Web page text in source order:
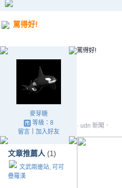
罵得好!
麥芽糖
等級：8
留言｜ 加入好友
文章推薦人 (1)
文武兩邊站, 可可
疊羅漢
罵得好!
· udn 新聞 ·